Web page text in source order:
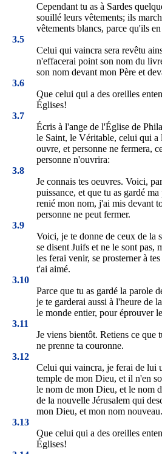
Cependant tu as à Sardes
souillé leurs vêtements; ils
vêtements blancs, parce qu'ils
3.5
Celui qui vaincra sera revêtu
n'effacerai point son nom du
son nom devant mon Père et
3.6
Que celui qui a des oreilles
Églises!
3.7
Écris à l'ange de l'Église de
le Saint, le Véritable, celui qui
ouvre, et personne ne fermera,
personne n'ouvrira:
3.8
Je connais tes oeuvres. Voici,
puissance, et que tu as gardé
renié mon nom, j'ai mis devant
personne ne peut fermer.
3.9
Voici, je te donne de ceux de la
se disent Juifs et ne le sont pas,
les ferai venir, se prosterner à
t'ai aimé.
3.10
Parce que tu as gardé la parole
je te garderai aussi à l'heure de
le monde entier, pour éprouver
3.11
Je viens bientôt. Retiens ce que
ne prenne ta couronne.
3.12
Celui qui vaincra, je ferai de lui
temple de mon Dieu, et il n'en
le nom de mon Dieu, et le nom
de la nouvelle Jérusalem qui
mon Dieu, et mon nom nouveau.
3.13
Que celui qui a des oreilles
Églises!